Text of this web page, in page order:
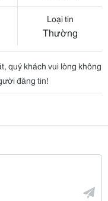
Loại tin
Thường
quý khách vui lòng không
đăng tin!